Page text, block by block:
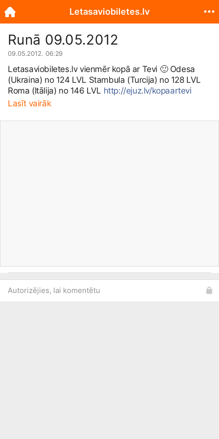
Runā 09.05.2012
09.05.2012. 06:29
Letasaviobiletes.lvvienmēr kopā ar Tevi 🙂Odesa
(Ukraina) no 124 LVL Stambula (Turcija) no 128 LVL
Roma (Itālija) no 146 LVL http://ejuz.lv/kopaartevi
Lasīt vairāk
Autorizējies, lai komentētu
Letasaviobiletes.lv